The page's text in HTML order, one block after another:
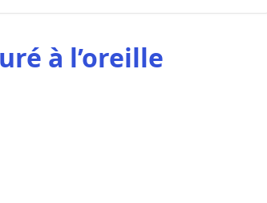
à l’oreille